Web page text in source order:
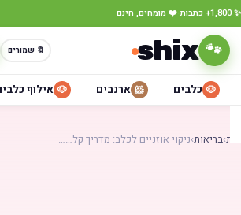
·❤️ מומחים, חינם
🐾
shix 🔖 שמורים
🐶 כלבים 🐹 ארנבים 🐶 אילוף כלבים
›בריאות›ניקוי אוזניים לכלב: מדריך קל……